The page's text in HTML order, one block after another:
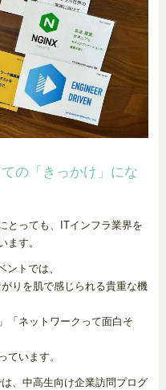
の「きっかけ」にな
とっても、ITインフラ業界を
ます。
トでは、
りを肌で感じられる貴重な機
「ネットワークって面白そ
ています。
、中高生向け企業訪問プログ